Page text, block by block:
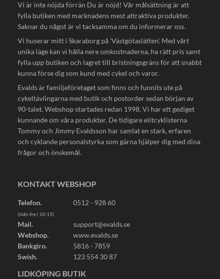
Vi är inte nöjda förrän Du är nöjd! Vår målsättning är att
fylla butiken med marknadens mest attraktiva produkter.
Saknar du något är vi tacksamma om du informerar oss.
Vi huserar mitt i Skaraborg på 'Västgötaslätten'. Med vårt
unika läge kan vi hålla nere omkostnaderna, ha rätt pris samt
fylla upp butiken och lagret till bristningsgräns för att snabbt
kunna förse dig som kund med cykel och varor.
Evalds är familjeföretaget som finns och funnits ute på
cykeltävlingarna med butik och postorder sedan början av
90-talet. Webshop startades redan 1998. Vi har ett gediget
kunnande om våra produkter. De tidigare elitcyklisterna
Tommy och Jimmy Evaldsson har samlat en stark, erfaren
och cyklande personalstyrka som gärna hjälper dig med dina
frågor och önskemål.
KONTAKT WEBSHOP
Telefon. 0512 - 928 60
(mån-fre | 10-15)
Mail.
support@evalds.se
Webshop.
www.evalds.se
Bankgiro.
5816 - 7859
Swish.
123 554 30 87
LIDKÖPING BUTIK